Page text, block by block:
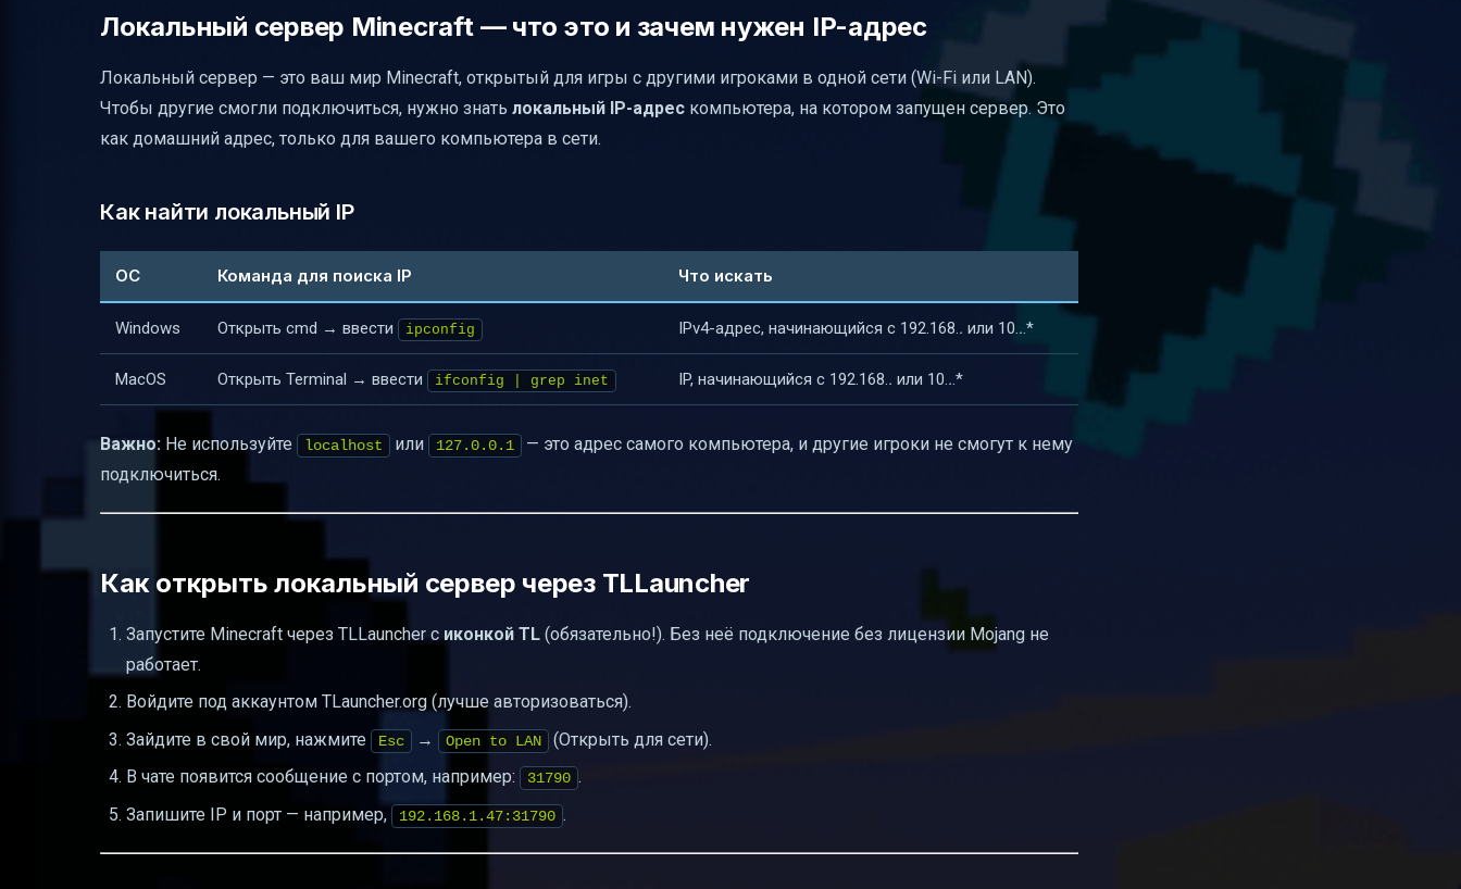
Безопасность локального сервера
Локальный сервер Minecraft — что это и зачем нужен IP-адрес
Локальный сервер — это ваш мир Minecraft, открытый для игры с другими игроками в одной сети (Wi-Fi или LAN).
Чтобы другие смогли подключиться, нужно знать локальный IP-адрес компьютера, на котором запущен сервер. Это
как домашний адрес, только для вашего компьютера в сети.
Как найти локальный IP
ОС Команда для поиска IP Что искать
Windows Открыть cmd → ввести ipconfig IPv4-адрес, начинающийся с 192.168. . или 10. . .*
MacOS Открыть Terminal → ввести ifconfig | grep inet IP, начинающийся с 192.168. . или 10. . .*
Важно: Не используйте localhost или 127.0.0.1
— это адрес самого компьютера, и другие игроки не смогут к нему
подключиться.
Как открыть локальный сервер через TLLauncher
Запустите Minecraft через TLLauncher с иконкой TL (обязательно!). Без неё подключение без лицензии Mojang не
работает.
Войдите под аккаунтом TLauncher.org (лучше авторизоваться).
Зайдите в свой мир, нажмите
Esc → Open to LAN
(Открыть для сети).
В чате появится сообщение с портом, например:
31790 .
Запишите IP и порт — например,
192.168.1.47:31790 .